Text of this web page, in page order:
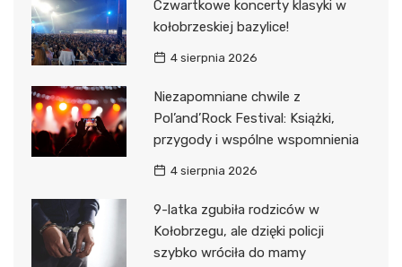
Czwartkowe koncerty klasyki w
kołobrzeskiej bazylice!
4 sierpnia 2026
Niezapomniane chwile z
Pol’and’Rock Festival: Książki,
przygody i wspólne wspomnienia
4 sierpnia 2026
9-latka zgubiła rodziców w
Kołobrzegu, ale dzięki policji
szybko wróciła do mamy